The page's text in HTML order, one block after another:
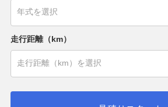
走行距離（km）